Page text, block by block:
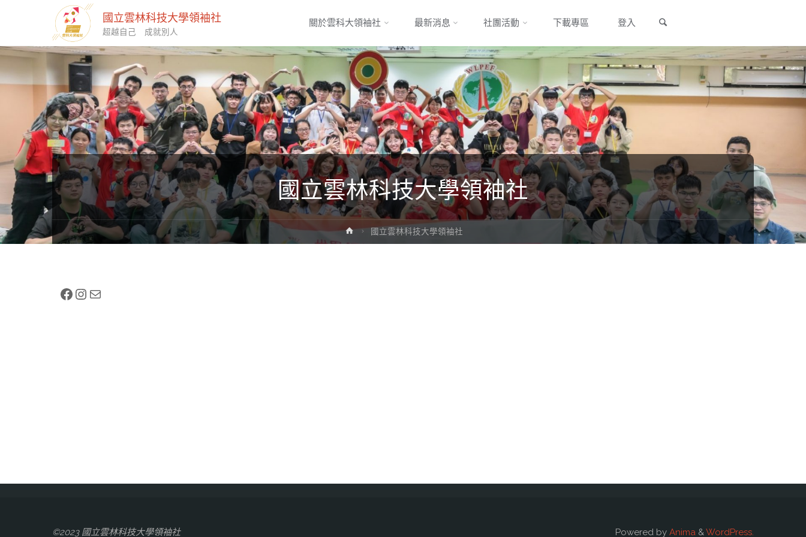
國立雲林科技大學領袖社
超越自己 成就別人
to
content
關於雲科大領袖社 最新消息 社團活動 下載專區 登入
國立雲林科技大學領袖社
Home國立雲林科技大學領袖社
Facebook
Instagram
電子郵件
©2023 國立雲林科技大學領袖社 Powered by Anima & WordPress.